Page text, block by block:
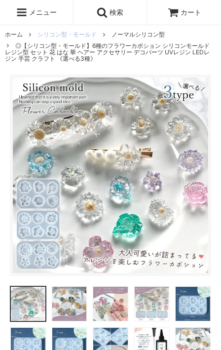
メニュー 検索 カート
ホーム シリコン型・モールド
ノーマルシリコン型
◎【シリコン型・モールド】6種のフラワーカボション シリコンモールド
レジン型 セット 花 はな 華 ヘアー アクセサリー デコパーツ UVレジン LEDレ
ジン 手芸 クラフト 《選べる3種》